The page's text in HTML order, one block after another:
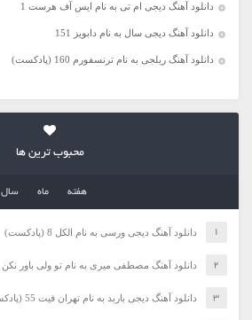
دانلود آهنگ دیجی ام تی به نام ایس آف هرست 1
دانلود آهنگ دیجی سال به نام دابویز 151
دانلود آهنگ ریلجی به نام ترنسفورم 160 (پادکست)
محبوب ترین ها
هفته ماه سال
دانلود آهنگ دیجی ورسی به نام الکل 8 (پادکست)
دانلود آهنگ مصطفی میری به نام تو ولی باور نکن
دانلود آهنگ دیجی باربد به نام تهران فیت 55 (پادکست)